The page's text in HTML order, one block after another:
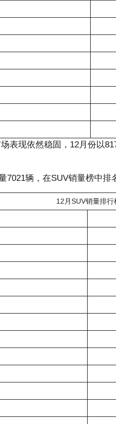
表现依然稳固，12月份以
辆，在SUV销量榜中排
12月SUV销量排行